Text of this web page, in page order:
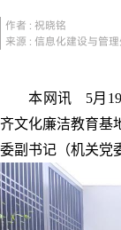
作者 : 祝晓铭
来源 : 信息化建设与管理
本网讯 5月19日
齐文化廉洁教育基
委副书记（机关党